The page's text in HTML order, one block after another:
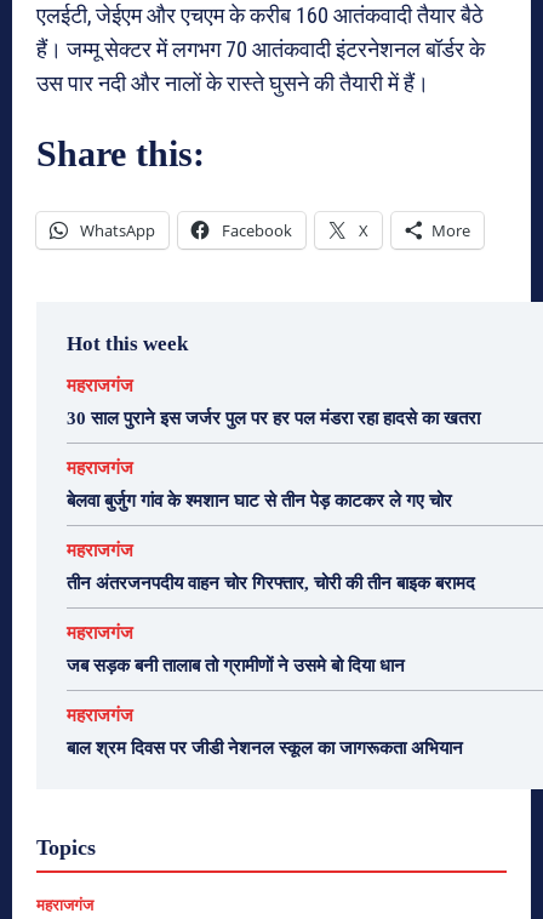
एलईटी, जेईएम और एचएम के करीब 160 आतंकवादी तैयार बैठे
हैं। जम्मू सेक्टर में लगभग 70 आतंकवादी इंटरनेशनल बॉर्डर के
उस पार नदी और नालों के रास्ते घुसने की तैयारी में हैं।
Share this:
WhatsApp Facebook X More
Hot this week
महराजगंज
30 साल पुराने इस जर्जर पुल पर हर पल मंडरा रहा हादसे का खतरा
महराजगंज
बेलवा बुर्जुग गांव के श्मशान घाट से तीन पेड़ काटकर ले गए चोर
महराजगंज
तीन अंतरजनपदीय वाहन चोर गिरफ्तार, चोरी की तीन बाइक बरामद
महराजगंज
जब सड़क बनी तालाब तो ग्रामीणों ने उसमे बो दिया धान
महराजगंज
बाल श्रम दिवस पर जीडी नेशनल स्कूल का जागरूकता अभियान
Topics
महराजगंज